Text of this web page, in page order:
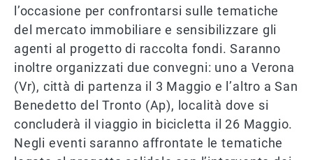
l’occasione per confrontarsi sulle tematiche
del mercato immobiliare e sensibilizzare gli
agenti al progetto di raccolta fondi. Saranno
inoltre organizzati due convegni: uno a Verona
(Vr), città di partenza il 3 Maggio e l’altro a San
Benedetto del Tronto (Ap), località dove si
concluderà il viaggio in bicicletta il 26 Maggio.
Negli eventi saranno affrontate le tematiche